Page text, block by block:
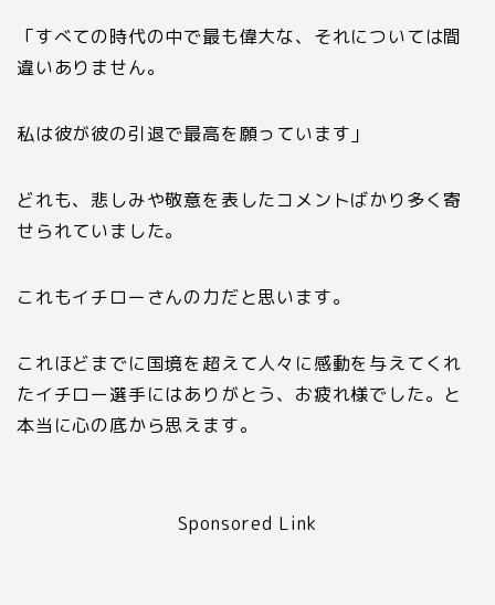
「すべての時代の中で最も偉大な、それについては間
違いありません。
私は彼が彼の引退で最高を願っています」
どれも、悲しみや敬意を表したコメントばかり多く寄
せられていました。
これもイチローさんの力だと思います。
これほどまでに国境を超えて人々に感動を与えてくれ
たイチロー選手にはありがとう、お疲れ様でした。と
本当に心の底から思えます。
Sponsored Link